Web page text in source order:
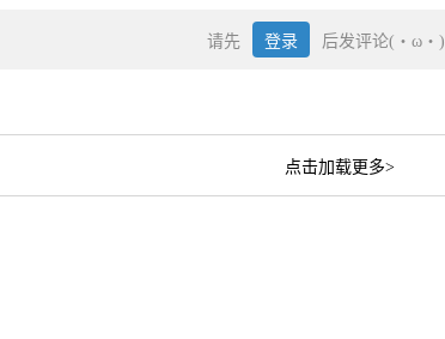
请先 登录 后发评论(・ω・)
点击加载更多>